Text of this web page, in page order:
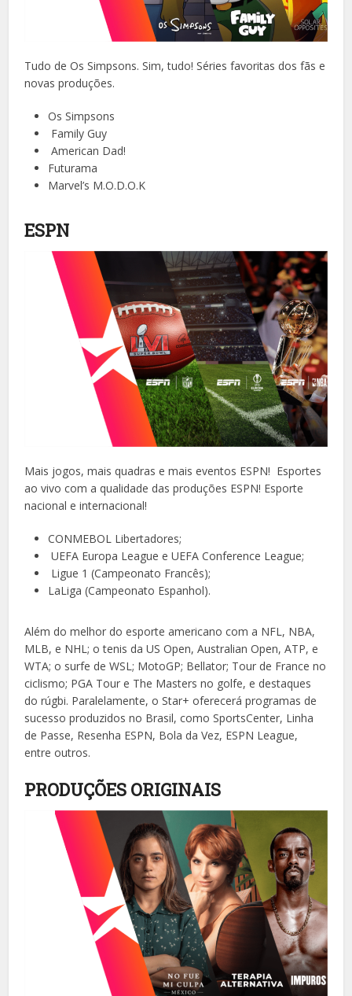
Tudo de Os Simpsons. Sim, tudo! Séries favoritas dos fãs e
novas produções.
Os Simpsons
Family Guy
American Dad!
Futurama
Marvel’s M.O.D.O.K
ESPN
Mais jogos, mais quadras e mais eventos ESPN! Esportes
ao vivo com a qualidade das produções ESPN! Esporte
nacional e internacional!
CONMEBOL Libertadores;
UEFA Europa League e UEFA Conference League;
Ligue 1 (Campeonato Francês);
LaLiga (Campeonato Espanhol).
Além do melhor do esporte americano com a NFL, NBA,
MLB, e NHL; o tenis da US Open, Australian Open, ATP, e
WTA; o surfe de WSL; MotoGP; Bellator; Tour de France no
ciclismo; PGA Tour e The Masters no golfe, e destaques
do rúgbi. Paralelamente, o Star+ oferecerá programas de
sucesso produzidos no Brasil, como SportsCenter, Linha
de Passe, Resenha ESPN, Bola da Vez, ESPN League,
entre outros.
PRODUÇÕES ORIGINAIS